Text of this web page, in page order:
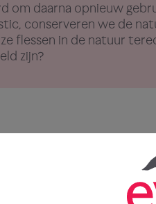
om daarna opnieuw
conserveren we de
flessen in de natuur
zijn?